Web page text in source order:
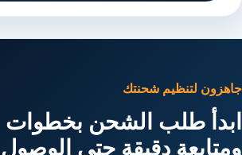
جاهزون لتنظيم شحنتك
ابدأ طلب الشحن
ومتابعة دقيقة حتى الوصول